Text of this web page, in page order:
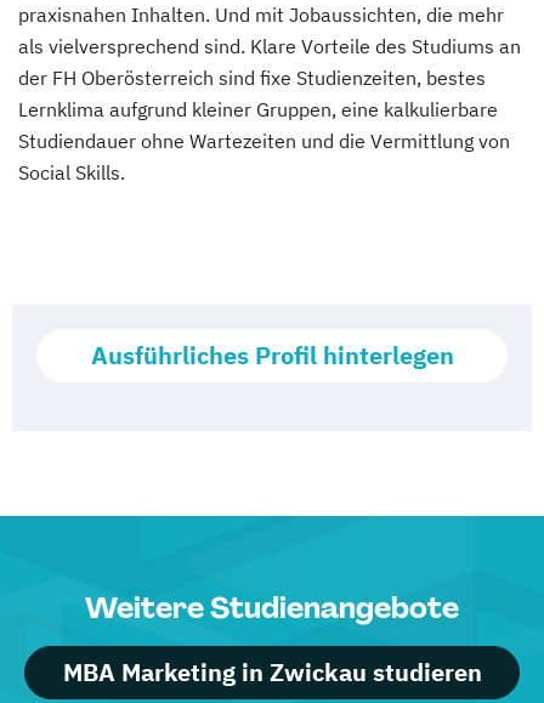
praxisnahen Inhalten. Und mit Jobaussichten, die mehr
als vielversprechend sind. Klare Vorteile des Studiums an
der FH Oberösterreich sind fixe Studienzeiten, bestes
Lernklima aufgrund kleiner Gruppen, eine kalkulierbare
Studiendauer ohne Wartezeiten und die Vermittlung von
Social Skills.
Ausführliches Profil hinterlegen
Weitere Studienangebote
MBA Marketing in Zwickau studieren